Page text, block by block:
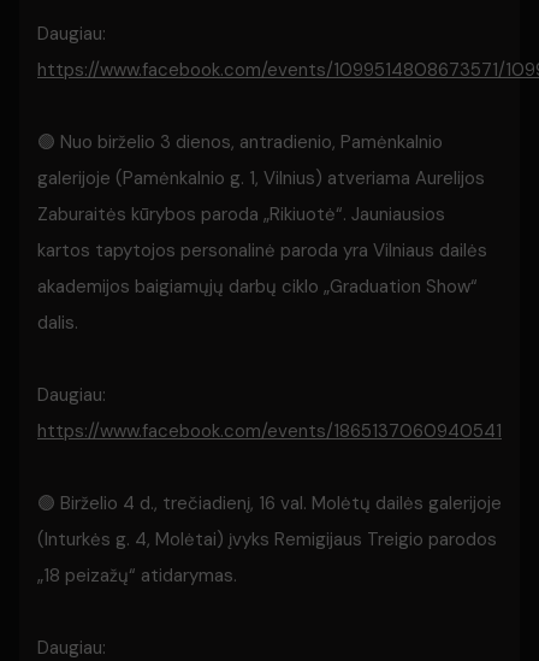
Daugiau:
https://www.facebook.com/events/1099514808673571/
🟢 Nuo birželio 3 dienos, antradienio, Pamėnkalnio
galerijoje (Pamėnkalnio g. 1, Vilnius) atveriama Aurelijos
Zaburaitės kūrybos paroda „Rikiuotė“. Jauniausios
kartos tapytojos personalinė paroda yra Vilniaus dailės
akademijos baigiamųjų darbų ciklo „Graduation Show“
dalis.
Daugiau:
https://www.facebook.com/events/1865137060940541
🟢 Birželio 4 d., trečiadienį, 16 val. Molėtų dailės galerijoje
(Inturkės g. 4, Molėtai) įvyks Remigijaus Treigio parodos
„18 peizažų“ atidarymas.
Daugiau: